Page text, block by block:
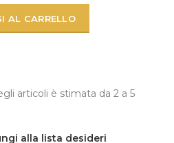
AL CARRELLO
articoli è stimata da 2 a 5
alla lista desideri